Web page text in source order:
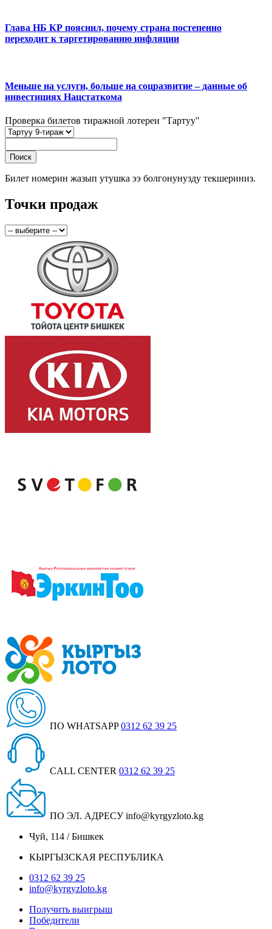
Глава НБ КР пояснил, почему страна постепенно
переходит к таргетированию инфляции
Меньше на услуги, больше на соцразвитие – данные об
инвестициях Нацстаткома
Проверка билетов тиражной лотереи "Тартуу"
Билет номерин жазып утушка ээ болгонунузду текшериниз.
Точки продаж
ПО WHATSAPP 0312 62 39 25
CALL CENTER 0312 62 39 25
ПО ЭЛ. АДРЕСУ info@kyrgyzloto.kg
Чуй, 114 / Бишкек
КЫРГЫЗСКАЯ РЕСПУБЛИКА
0312 62 39 25
info@kyrgyzloto.kg
Получить выигрыш
Победители